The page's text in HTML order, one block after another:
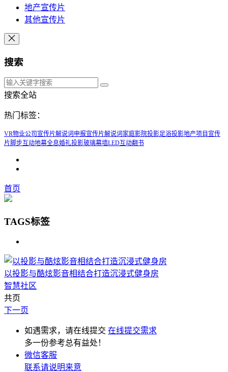
地产宣传片
其他宣传片
搜索
搜索全站
热门标签：
VR物业公司宣传片解说词 申报宣传片解说词 家庭影院投影足浴投影地产项目宣传
片脚步互动地幕​全息婚礼投影玻璃幕墙LED互动翻书
首页
TAGS标签
以投影与酷炫影音相结合打造沉浸式健身房
智慧社区
共页
下一页
如遇需求，请在线提交 在线提交需求
多一份参考总有益处！
微信客服
联系请说明来意